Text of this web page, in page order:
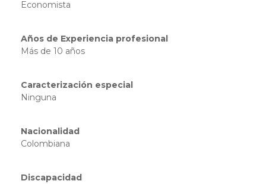
Economista
Años de Experiencia profesional
Más de 10 años
Caracterización especial
Ninguna
Nacionalidad
Colombiana
Discapacidad